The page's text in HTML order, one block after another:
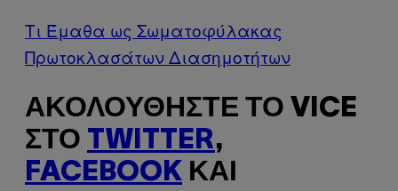
Τι Έμαθα ως Σωματοφύλακας
Πρωτοκλασάτων Διασημοτήτων
ΑΚΟΛΟΥΘΉΣΤΕ ΤΟ VICE
ΣΤΟ TWITTER,
FACEBOOK ΚΑΙ